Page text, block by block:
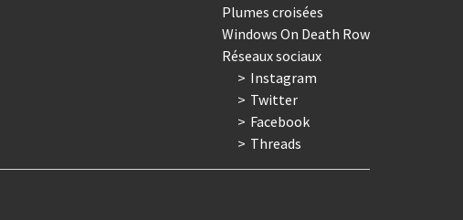
Plumes croisées
Windows On Death Row
Réseaux sociaux
Instagram
Twitter
Facebook
Threads